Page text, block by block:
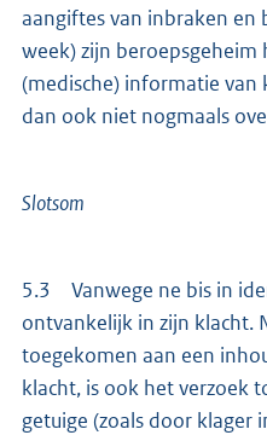
aangiftes van inbraken en
week) zijn
(medische) informatie van
dan ook niet nogmaals
Slotsom
5.3 Vanwege ne bis in
ontvankelijk in zijn klacht.
toegekomen aan een
klacht, is ook het verzoek
getuige (zoals door klager